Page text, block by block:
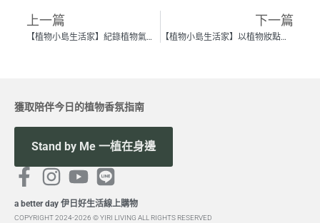
上一篇
【植物小島生活家】紀錄植物氣息擁抱的瞬間，尋得如家人相伴般的安穩生活 — 薛越 Daniel
下一篇
【植物小島生活家】以植物妝點對家的想像，細品城市生活的快與慢 —— 蔡適宇 Kevin
a better day 伊日好生活線上購物
COPYRIGHT 2024-2026 © YIRI LIVING ALL RIGHTS RESERVED
獲取陪伴今日的植物香氛指南
Stand by Me 一植在身邊